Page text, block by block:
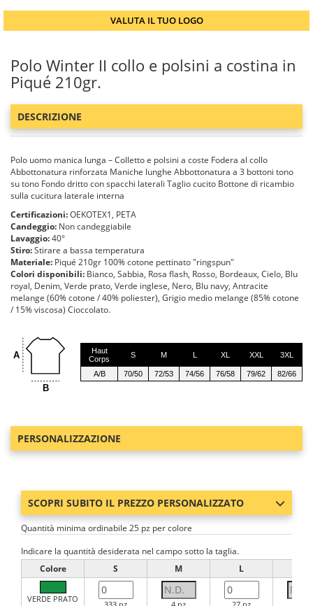
VALUTA IL TUO LOGO
Polo Winter II collo e polsini a costina in
Piqué 210gr.
DESCRIZIONE
Polo uomo manica lunga – Colletto e polsini a coste Fodera al collo
Abbottonatura rinforzata Maniche lunghe Abbottonatura a 3 bottoni tono
su tono Fondo dritto con spacchi laterali Taglio cucito Bottone di ricambio
sulla cucitura laterale interna
Certificazioni:OEKOTEX1, PETA
Candeggio: Non candeggiabile
Lavaggio:40°
Stiro:Stirare a bassa temperatura
Materiale: Piqué 210gr 100% cotone pettinato "ringspun"
Colori disponibili: Bianco, Sabbia, Rosa flash, Rosso, Bordeaux, Cielo, Blu
royal, Denim, Verde prato, Verde inglese, Nero, Blu navy, Antracite
melange (60% cotone / 40% poliester), Grigio medio melange (85% cotone
/ 15% viscosa) Cioccolato.
A
B
Haut
Corps
S M L XL XXL 3XL
A/B 70/50 72/53 74/56 76/58 79/62 82/66
PERSONALIZZAZIONE
SCOPRI SUBITO IL PREZZO PERSONALIZZATO
Quantità minima ordinabile 25 pz per colore
Indicare la quantità desiderata nel campo sotto la taglia.
Colore
S M L
VERDE PRATO